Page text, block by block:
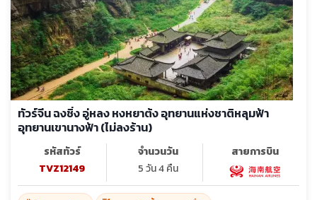
ทัวร์จีน ฉงชิ่ง อู่หลง หงหยาต้ง อุทยานแห่งชาติหลุมฟ้า
อุทยานเขานางฟ้า (ไม่ลงร้าน)
รหัสทัวร์
TVZ12149
จำนวนวัน
5 วัน 4 คืน
สายการบิน